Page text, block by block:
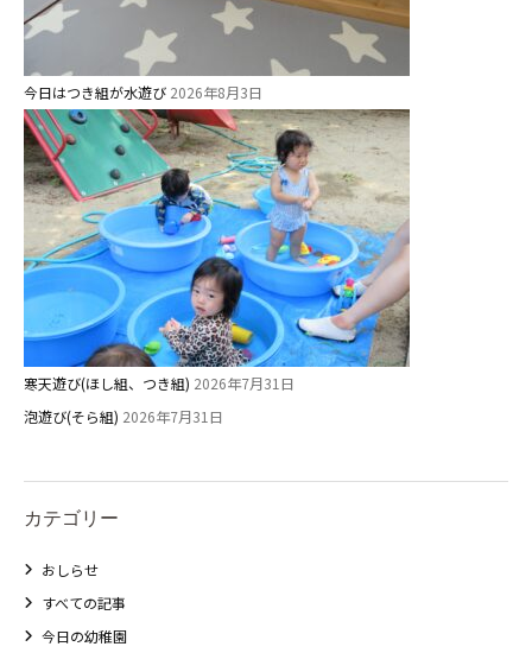
今日はつき組が水遊び 2026年8月3日
寒天遊び(ほし組、つき組) 2026年7月31日
泡遊び(そら組) 2026年7月31日
カテゴリー
おしらせ
すべての記事
今日の幼稚園